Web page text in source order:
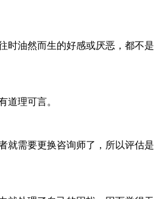
时油然而生的好感或厌恶，都不是
道理可言。
就需要更换咨询师了，所以评估是